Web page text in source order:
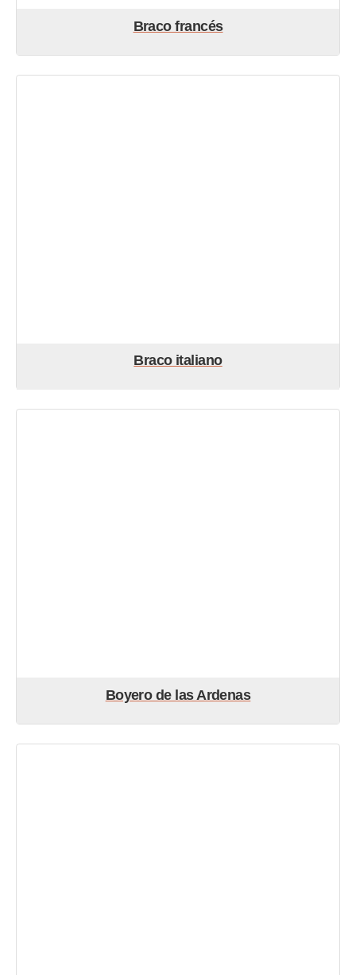
Braco francés
Braco italiano
Boyero de las Ardenas